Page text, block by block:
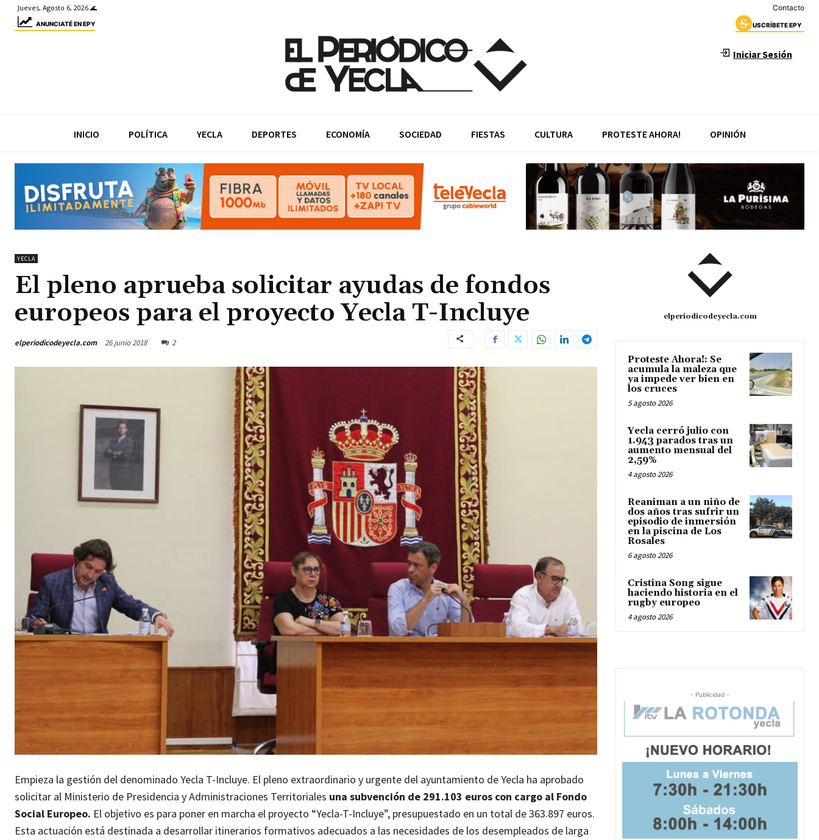
Jueves, Agosto 6, 2026 🌊 Contacto
ANUNCIATÉ EN EPY USCRÍBETE EPY
Iniciar Sesión
INICIO POLÍTICA YECLA DEPORTES ECONOMÍA SOCIEDAD FIESTAS CULTURA PROTESTE AHORA! OPINIÓN
YECLA
El pleno aprueba solicitar ayudas de fondos
europeos para el proyecto Yecla T-Incluye
elperiodicodeyecla.com 26 junio 2018 2
Empieza la gestión del denominado Yecla T-Incluye. El pleno extraordinario y urgente del ayuntamiento de Yecla ha aprobado
solicitar al Ministerio de Presidencia y Administraciones Territoriales una subvención de 291.103 euros con cargo al Fondo
Social Europeo. El objetivo es para poner en marcha el proyecto “Yecla-T-Incluye”, presupuestado en un total de 363.897 euros.
Esta actuación está destinada a desarrollar itinerarios formativos adecuados a las necesidades de los desempleados de larga
elperiodicodeyecla.com
Proteste Ahora!: Se
acumula la maleza que
ya impede ver bien en
los cruces
5 agosto 2026
Yecla cerró julio con
1.943 parados tras un
aumento mensual del
2,59%
4 agosto 2026
Reaniman a un niño de
dos años tras sufrir un
episodio de inmersión
en la piscina de Los
Rosales
6 agosto 2026
Cristina Song sigue
haciendo historia en el
rugby europeo
4 agosto 2026
- Publicidad -